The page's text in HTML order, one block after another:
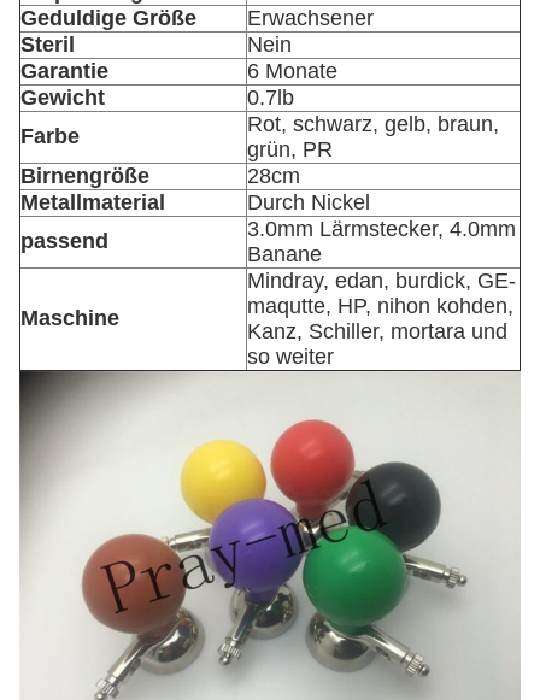
Geduldige Größe
Erwachsener
Steril
Nein
Garantie
6 Monate
Gewicht
0.7lb
Farbe
Rot, schwarz, gelb, braun,
grün, PR
Birnengröße
28cm
Metallmaterial
Durch Nickel
passend
3.0mm Lärmstecker, 4.0mm
Banane
Maschine
Mindray, edan, burdick, GE-
maqutte, HP, nihon kohden,
Kanz, Schiller, mortara und
so weiter